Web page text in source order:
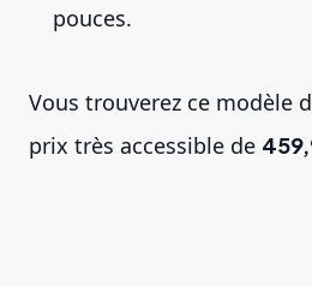
pouces.
Vous trouverez ce modèle
prix très accessible de